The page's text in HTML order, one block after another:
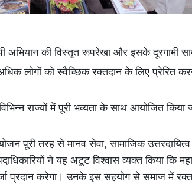
अभियान की विस्तृत रूपरेखा और इसके दूरगामी
लोगों को स्वैच्छिक रक्तदान के लिए प्रेरित
राज्यों में पूरी भव्यता के साथ आयोजित किया
पूरी तरह से मानव सेवा, सामाजिक
ने यह अटूट विश्वास व्यक्त किया कि
प्रदान करेगा। उनके इस सहयोग से समाज में